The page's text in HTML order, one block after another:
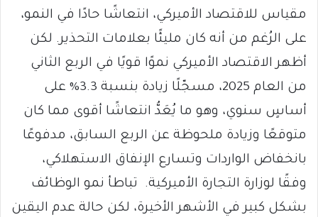
مقياس للاقتصاد الأميركي، انتعاشًا حادًا في النمو،
على الرُغم من أنه كان مليئًا بعلامات التحذير. لكن
أظهر الاقتصاد الأميركي نموًا قويًا في الربع الثاني
من العام 2025، مسجّلًا زيادة بنسبة 3.3% على
أساسٍ سنوي، وهو ما يُعَدُّ انتعاشًا أقوى مما كان
متوقعًا وزيادة ملحوظة عن الربع السابق، مدفوعًا
بانخفاض الواردات وتسارع الإنفاق الاستهلاكي،
وفقًا لوزارة التجارة الأميركية. تباطأ نمو الوظائف
بشكل كبير في الأشهر الأخيرة، لكن حالة عدم اليقين